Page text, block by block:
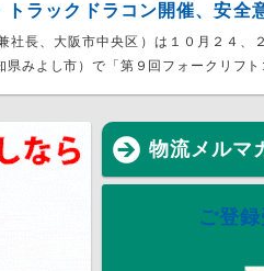
ラックドラコン開催、安全
社長、大阪市中央区）は１０月２４、
県みよし市）で「第９回フォークリフ
物流メルマ
ご登